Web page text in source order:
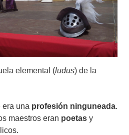
elemental (ludus) de la
una profesión ninguneada.
maestros eran poetas y